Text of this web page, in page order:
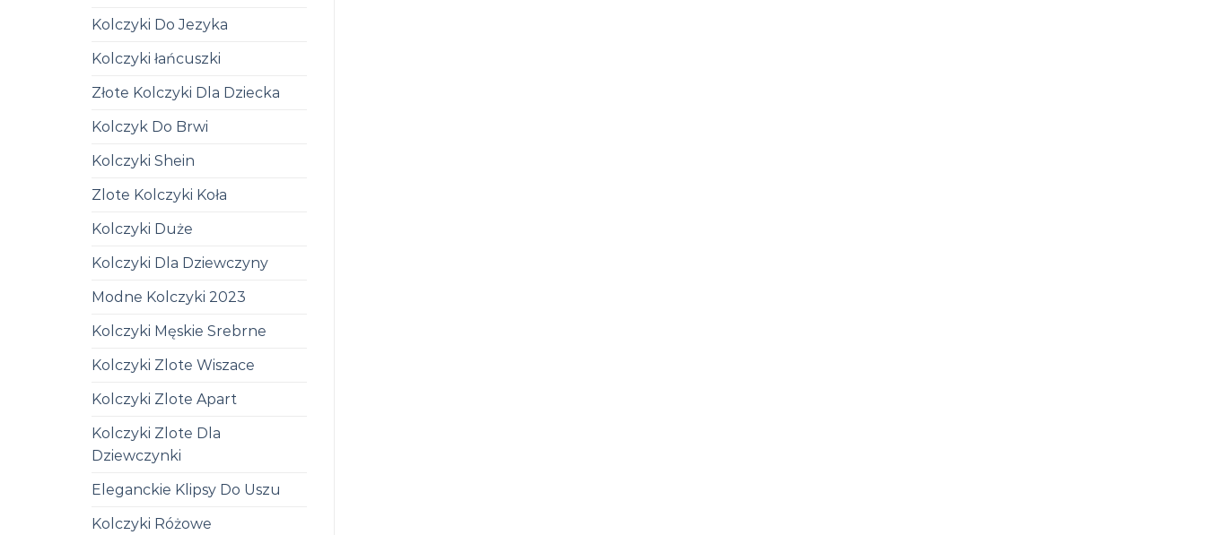
Kolczyki Do Jezyka
Kolczyki łańcuszki
Złote Kolczyki Dla Dziecka
Kolczyk Do Brwi
Kolczyki Shein
Zlote Kolczyki Koła
Kolczyki Duże
Kolczyki Dla Dziewczyny
Modne Kolczyki 2023
Kolczyki Męskie Srebrne
Kolczyki Zlote Wiszace
Kolczyki Zlote Apart
Kolczyki Zlote Dla
Dziewczynki
Eleganckie Klipsy Do Uszu
Kolczyki Różowe